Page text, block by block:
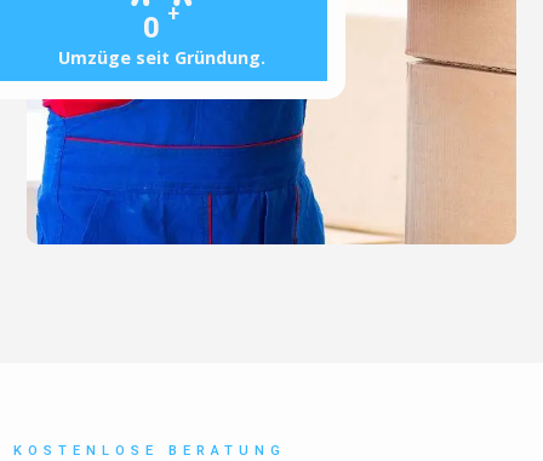
0 +
Umzüge seit Gründung.
KOSTENLOSE BERATUNG